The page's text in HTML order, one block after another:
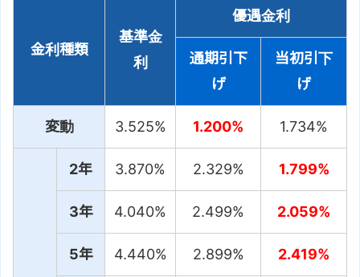
金利種類
基準金
利
優遇金利
通期引下
げ
当初引下
げ
変動 3.525% 1.200% 1.734%
2年 3.870% 2.329% 1.799%
3年 4.040% 2.499% 2.059%
5年 4.440% 2.899% 2.419%